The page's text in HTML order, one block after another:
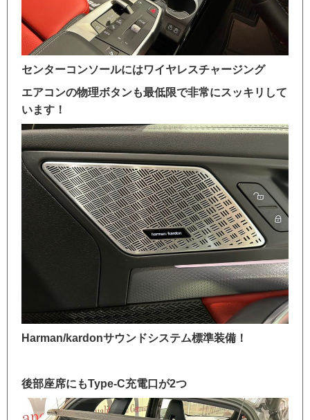
センターコンソールにはワイヤレスチャージング
エアコンの物理ボタンも最低限で非常にスッキリして
います！
Harman/kardonサウンドシステム標準装備！
後部座席にもType-C充電口が2つ